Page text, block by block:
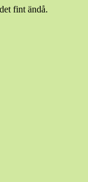
fint ändå.